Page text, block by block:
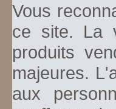
Vous
ce site. La
produits
majeures.
aux